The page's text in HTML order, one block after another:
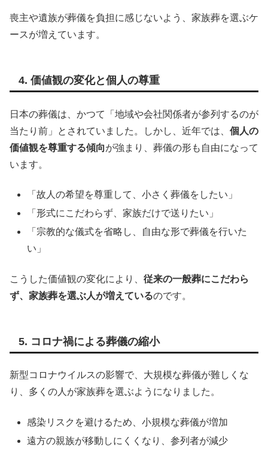
喪主や遺族が葬儀を負担に感じないよう、家族葬を選ぶケ
ースが増えています。
4. 価値観の変化と個人の尊重
日本の葬儀は、かつて「地域や会社関係者が参列するのが
当たり前」とされていました。しかし、近年では、 個人の
価値観を尊重する傾向が強まり、葬儀の形も自由になって
います。
「故人の希望を尊重して、小さく葬儀をしたい」
「形式にこだわらず、家族だけで送りたい」
「宗教的な儀式を省略し、自由な形で葬儀を行いた
い」
こうした価値観の変化により、 従来の一般葬にこだわら
ず、家族葬を選ぶ人が増えているのです。
5. コロナ禍による葬儀の縮小
新型コロナウイルスの影響で、大規模な葬儀が難しくな
り、多くの人が家族葬を選ぶようになりました。
感染リスクを避けるため、小規模な葬儀が増加
遠方の親族が移動しにくくなり、参列者が減少